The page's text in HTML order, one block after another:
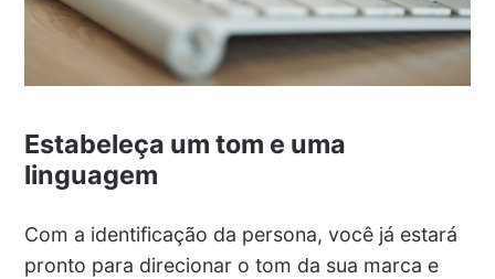
Estabeleça um tom e uma
linguagem
Com a identificação da persona, você já estará
pronto para direcionar o tom da sua marca e